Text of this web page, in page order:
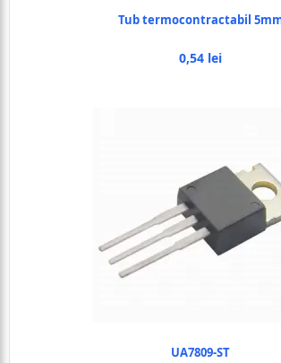
Tub termocontractabil
0,54 lei
UA7809-ST